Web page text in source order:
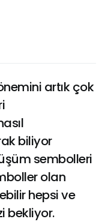
artık çok
biliyor
sembolleri
olan
hepsi ve
bekliyor.